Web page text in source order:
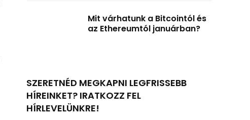
Mit várhatunk a Bitcointól és
az Ethereumtól januárban?
SZERETNÉD MEGKAPNI LEGFRISSEBB
HÍREINKET? IRATKOZZ FEL
HÍRLEVELÜNKRE!